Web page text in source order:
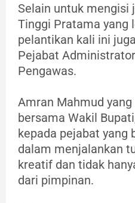
Selain untuk mengisi
Tinggi Pratama yang
pelantikan kali ini
Pejabat
Pengawas.
Amran Mahmud
bersama Wakil
kepada pejabat yang
dalam menjalankan
kreatif dan tidak
dari pimpinan.